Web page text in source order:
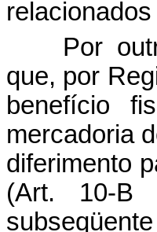
Por
que, por
benefício
mercadoria
diferimento
(Art. 10-B